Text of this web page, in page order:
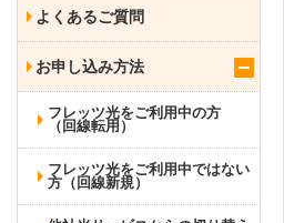
よくあるご質問
お申し込み方法
フレッツ光をご利用中の方
（回線転用）
フレッツ光をご利用中ではない
方（回線新規）